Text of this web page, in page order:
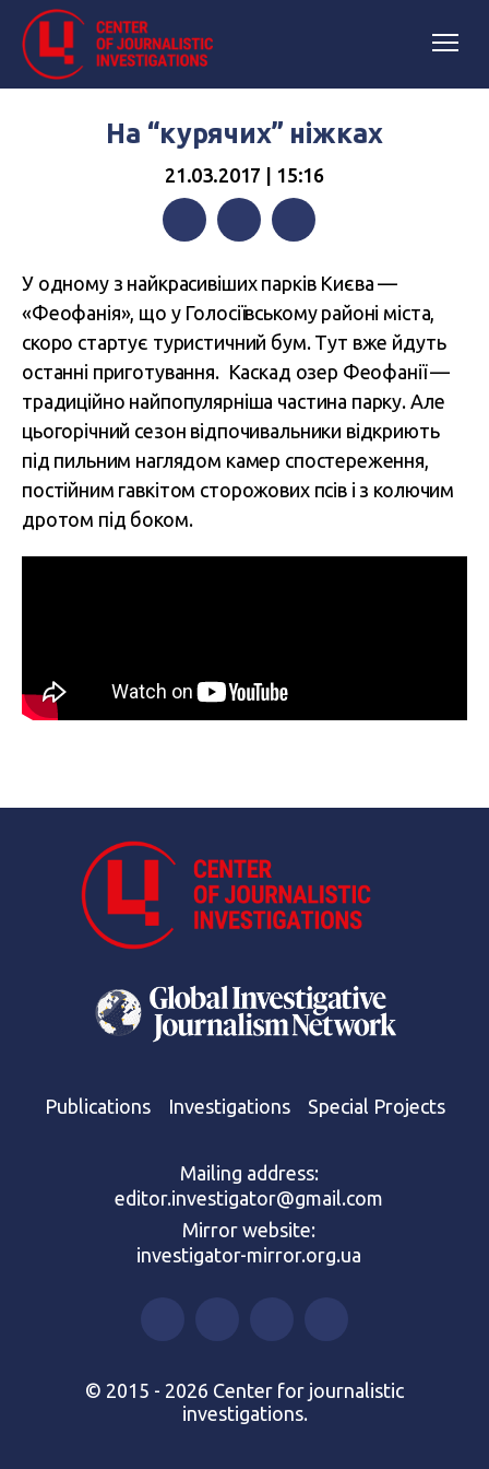
На “курячих” ніжках
21.03.2017 | 15:16
У одному з найкрасивіших парків Києва —
«Феофанія», що у Голосіївському районі міста,
скоро стартує туристичний бум. Тут вже йдуть
останні приготування. Каскад озер Феофанії —
традиційно найпопулярніша частина парку. Але
цьогорічний сезон відпочивальники відкриють
під пильним наглядом камер спостереження,
постійним гавкітом сторожових псів і з колючим
дротом під боком.
Publications Investigations Special Projects
Mailing address:
editor.investigator@gmail.com
Mirror website:
investigator-mirror.org.ua
© 2015 - 2026 Center for journalistic
investigations.